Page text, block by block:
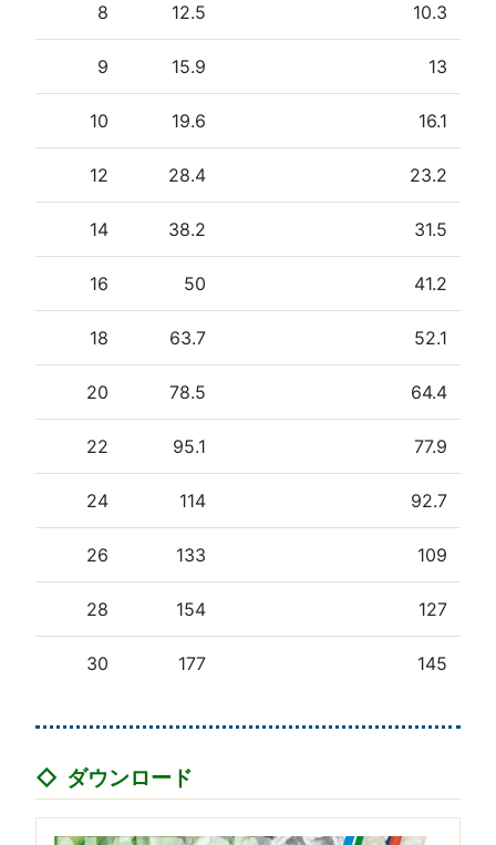
8 12.5 10.3
9 15.9 13
10 19.6 16.1
12 28.4 23.2
14 38.2 31.5
16 50 41.2
18 63.7 52.1
20 78.5 64.4
22 95.1 77.9
24 114 92.7
26 133 109
28 154 127
30 177 145
ダウンロード